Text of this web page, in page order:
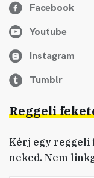
Facebook
Youtube
Instagram
Tumblr
Reggeli
Kérj egy reggeli
neked. Nem